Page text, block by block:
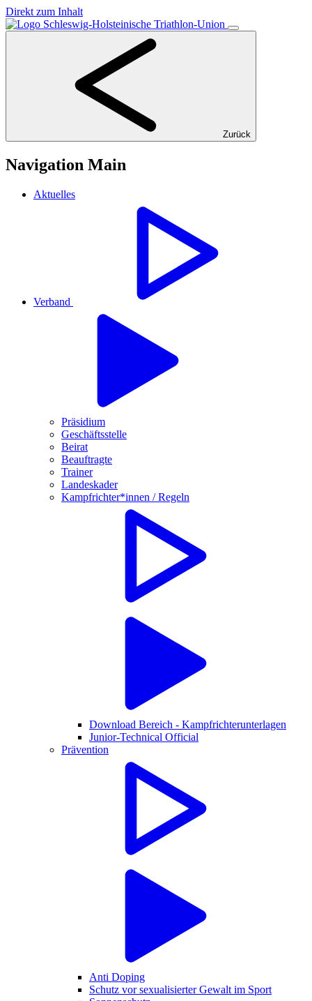
Direkt zum Inhalt
Zurück
Navigation Main
Aktuelles
Verband
Präsidium
Geschäftsstelle
Beirat
Beauftragte
Trainer
Landeskader
Kampfrichter*innen / Regeln
Download Bereich - Kampfrichterunterlagen
Junior-Technical Official
Prävention
Anti Doping
Schutz vor sexualisierter Gewalt im Sport